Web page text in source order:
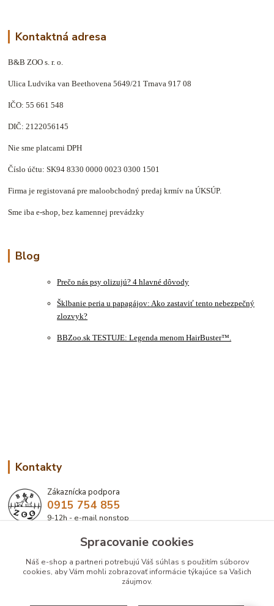
Kontaktná adresa
B&B ZOO s. r. o.
Ulica Ludvika van Beethovena 5649/21 Trnava 917 08
IČO: 55 661 548
DIČ: 2122056145
Nie sme platcami DPH
Číslo účtu: SK94 8330 0000 0023 0300 1501
Firma je registovaná pre maloobchodný predaj krmív na ÚKSÚP.
Sme iba e-shop, bez kamennej prevádzky
Blog
Prečo nás psy olizujú? 4 hlavné dôvody
Šklbanie peria u papagájov: Ako zastaviť tento nebezpečný
zlozvyk?
BBZoo.sk TESTUJE: Legenda menom HairBuster™.
Kontakty
Zákaznícka podpora
0915 754 855
9-12h - e-mail nonstop
eshop@bbzoo.skSpracovanie cookies
Náš e-shop a partneri potrebujú Váš súhlas s použitím súborov
cookies, aby Vám mohli zobrazovať informácie týkajúce sa Vašich
záujmov.